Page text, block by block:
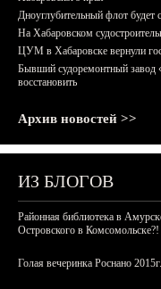
Дноуглубительный флот будет
На Хабаровском
ЦУМ в Хабаровске вернули
Бывший судоремонтный завод
восстановить
Архив новостей >>
ИЗ БЛОГОВ
Районная библиотека в
Островского в Комсомольске?!
Голая вечеринка Роснано